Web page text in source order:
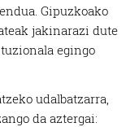
Gipuzkoako
jakinarazi dute
egingo
udalbatzarra,
da aztergai: